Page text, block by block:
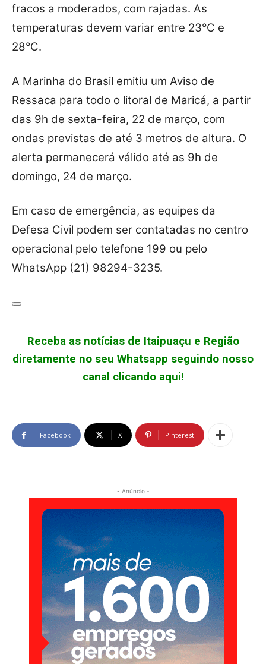
fracos a moderados, com rajadas. As
temperaturas devem variar entre 23°C e
28°C.
A Marinha do Brasil emitiu um Aviso de
Ressaca para todo o litoral de Maricá, a partir
das 9h de sexta-feira, 22 de março, com
ondas previstas de até 3 metros de altura. O
alerta permanecerá válido até as 9h de
domingo, 24 de março.
Em caso de emergência, as equipes da
Defesa Civil podem ser contatadas no centro
operacional pelo telefone 199 ou pelo
WhatsApp (21) 98294-3235.
Receba as notícias de Itaipuaçu e Região
diretamente no seu Whatsapp seguindo nosso
canal clicando aqui!
Facebook X Pinterest
- Anúncio -